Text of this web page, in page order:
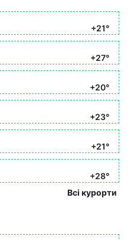
+21°
+27°
+20°
+23°
+21°
+28°
Всі курорти